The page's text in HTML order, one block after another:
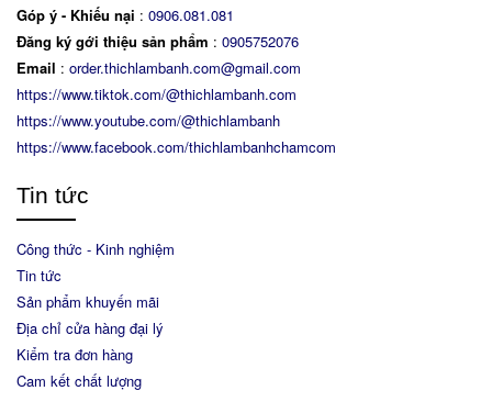
Góp ý - Khiếu nại : 0906.081.081
Đăng ký gới thiệu sản phẩm : 0905752076
Email : order.thichlambanh.com@gmail.com
https://www.tiktok.com/@thichlambanh.com
https://www.youtube.com/@thichlambanh
https://www.facebook.com/thichlambanhchamcom
Tin tức
Công thức - Kinh nghiệm
Tin tức
Sản phẩm khuyến mãi
Địa chỉ cửa hàng đại lý
Kiểm tra đơn hàng
Cam kết chất lượng